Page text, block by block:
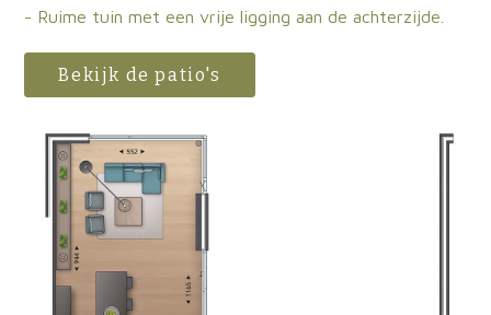
- Ruime tuin met een vrije ligging aan de achterzijde.
Bekijk de patio's